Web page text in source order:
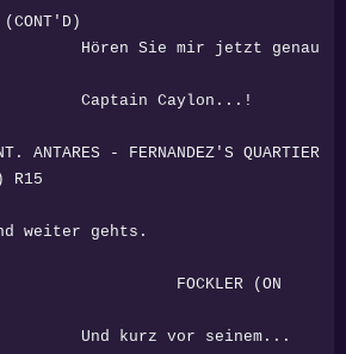
(CONT'D)
mir jetzt genau
Caylon...!
- FERNANDEZ'S QUARTIER
R15
gehts.
(ON
vor seinem...